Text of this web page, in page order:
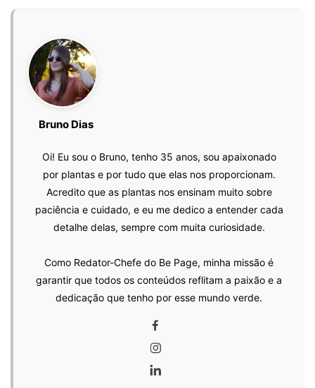
Bruno Dias
Oi! Eu sou o Bruno, tenho 35 anos, sou apaixonado
por plantas e por tudo que elas nos proporcionam.
Acredito que as plantas nos ensinam muito sobre
paciência e cuidado, e eu me dedico a entender cada
detalhe delas, sempre com muita curiosidade.
Como Redator-Chefe do Be Page, minha missão é
garantir que todos os conteúdos reflitam a paixão e a
dedicação que tenho por esse mundo verde.